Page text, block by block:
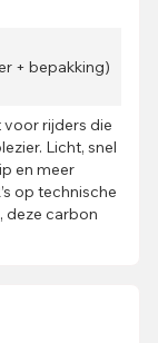
+ bepakking)
voor rijders die
Licht, snel
en meer
op technische
deze carbon